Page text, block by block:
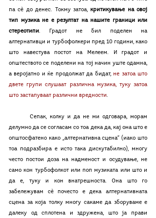
па сè до денес. Токму затоа, критикување на овој
тип музика не е резултат на нашите граници или
стереотипи. Градот не бил поделен на
алтернативци и турбофолкери пред 10 години, како
што навестува постот на Мелеем. И градот и
општеството се поделени на тој начин уште одамна,
а веројатно и ќе продолжат да бидат, не затоа што
двете групи слушаат различна музика, туку затоа
што застапуваат различни вредности.
делумно да се согласам со тоа дека да, кај она што е
општосфатено како „алтернативна сцена“ (иако што
тоа подразбира е исто така дискутабилно), многу
често постои доза на надменост и осудување, не
само кон турбофолкот или поп музиката или што и
да е, туку и кон внатрешноста. Она што го
забележувам сè почесто е дека алтернативната
сцена за која толку многу сакаме да зборуваме е
далеку од сплотена и здружена, што ја прави